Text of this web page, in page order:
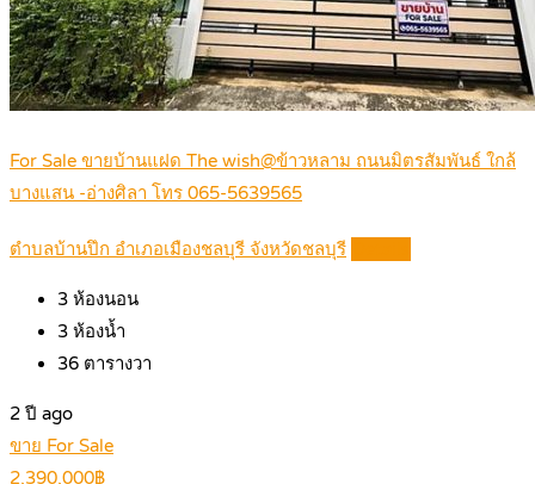
For Sale ขายบ้านแฝด The wish@ข้าวหลาม ถนนมิตรสัมพันธ์ ใกล้
บางแสน -อ่างศิลา โทร 065-5639565
ตำบลบ้านปึก อำเภอเมืองชลบุรี จังหวัดชลบุรี
3 ห้องนอน
3 ห้องน้ำ
36 ตารางวา
2 ปี ago
ขาย For Sale
2,390,000฿